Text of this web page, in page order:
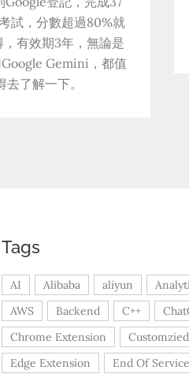
試，分數超過80%就
，有效期3年，無論是
Gemini，都值
去了解一下。
Tags
AI Alibaba aliyun
AWS
Backend C++
Chrome Extension
Edge Extension
End Of Service